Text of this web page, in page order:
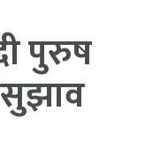
पुरुष